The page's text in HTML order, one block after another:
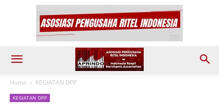
Home KEGIATAN DPP
KEGIATAN DPP